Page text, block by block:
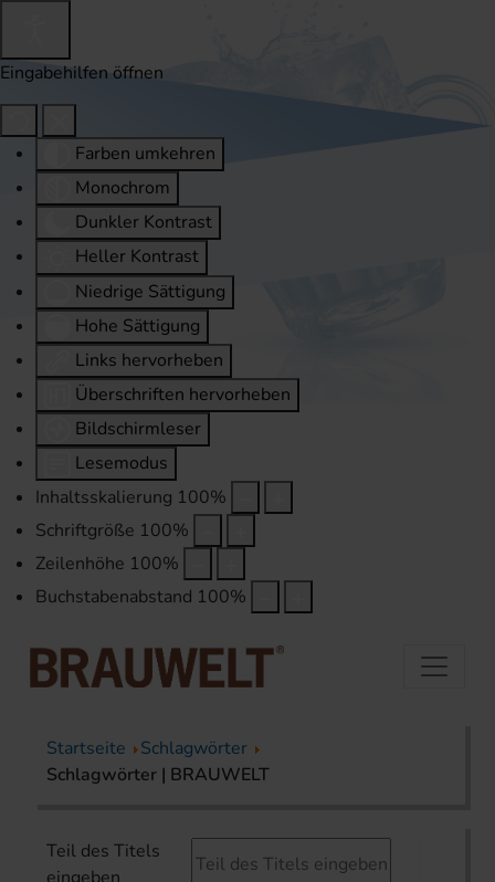
Eingabehilfen öffnen
Farben umkehren
Monochrom
Dunkler Kontrast
Heller Kontrast
Niedrige Sättigung
Hohe Sättigung
Links hervorheben
Überschriften hervorheben
Bildschirmleser
Lesemodus
Inhaltsskalierung 100%
Schriftgröße 100%
Zeilenhöhe 100%
Buchstabenabstand 100%
Startseite
Schlagwörter
Schlagwörter | BRAUWELT
Teil des Titels
eingeben